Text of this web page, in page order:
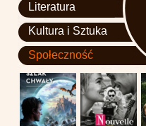
Literatura
Kultura i Sztuka
Społeczność